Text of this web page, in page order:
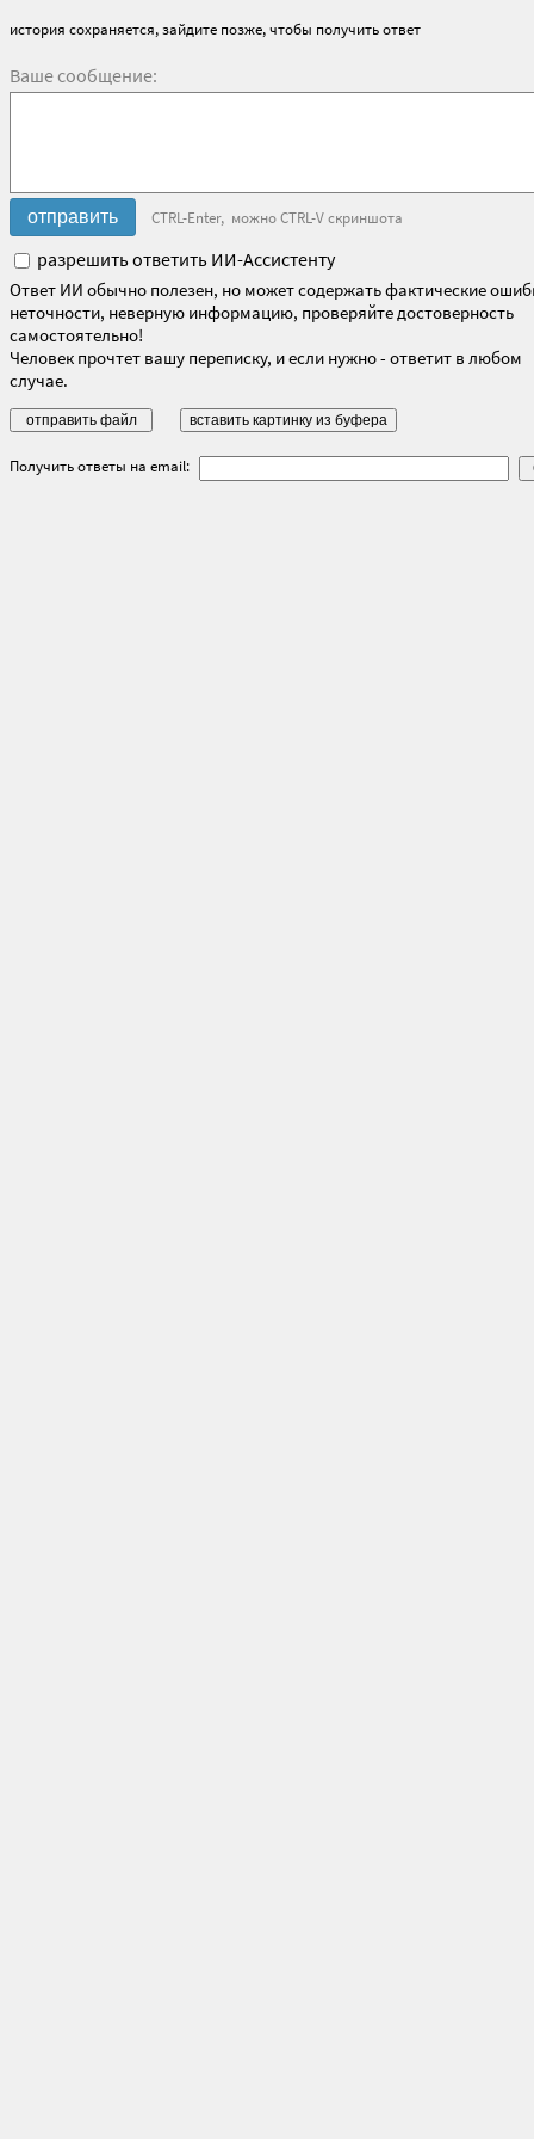
история сохраняется, зайдите позже, чтобы получить ответ
Ваше сообщение:
CTRL-Enter, можно CTRL-V скриншота
разрешить ответить ИИ-Ассистенту
Ответ ИИ обычно полезен, но может содержать фактические
неточности, неверную информацию, проверяйте достоверность
самостоятельно!
Человек прочтет вашу переписку, и если нужно - ответит в любом
случае.
Получить ответы на email: